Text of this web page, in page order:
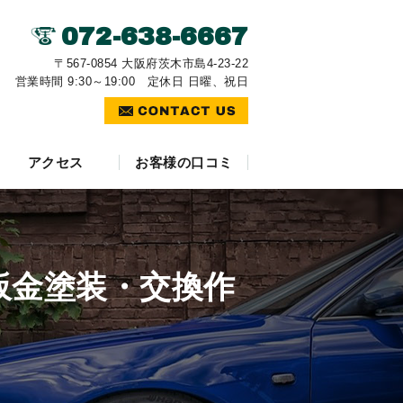
072-638-6667
〒567-0854 大阪府茨木市島4-23-22
営業時間 9:30～19:00 定休日 日曜、祝日
アクセス お客様の口コミ
塗装・交換作